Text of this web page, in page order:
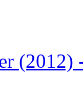
(2012)